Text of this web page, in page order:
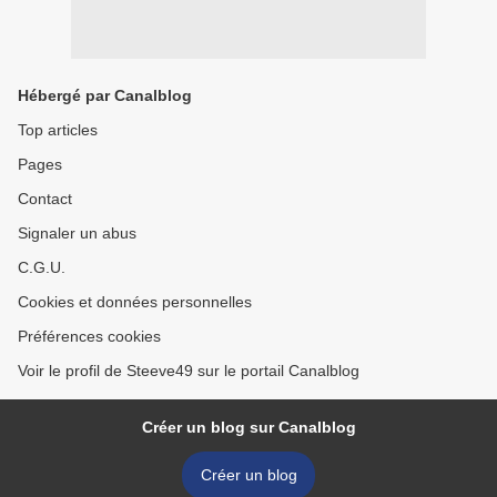
Hébergé par Canalblog
Top articles
Pages
Contact
Signaler un abus
C.G.U.
Cookies et données personnelles
Préférences cookies
Voir le profil de Steeve49 sur le portail Canalblog
Créer un blog sur Canalblog
Créer un blog